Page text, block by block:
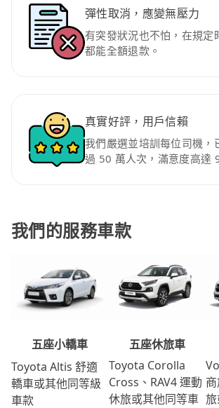
彈性取消，應變無壓力
有突發狀況也不怕，在規定
都能全額退款。
真實好評，用戶信賴
我們嚴選並培訓每位司機，
過 50 萬人次，滿意度高達
我們的服務車款
五座小轎車
Toyota Altis 舒適
轎車或其他同等級
車款
五座休旅車
Toyota Corolla
Cross、RAV4 運動
休旅或其他同等車